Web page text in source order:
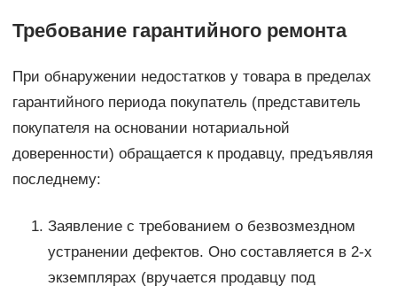
Требование гарантийного ремонта
При обнаружении недостатков у товара в пределах
гарантийного периода покупатель (представитель
покупателя на основании нотариальной
доверенности) обращается к продавцу, предъявляя
последнему:
Заявление с требованием о безвозмездном
устранении дефектов. Оно составляется в 2-х
экземплярах (вручается продавцу под